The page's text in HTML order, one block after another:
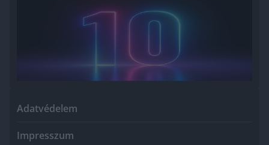
Adatvédelem
Impresszum